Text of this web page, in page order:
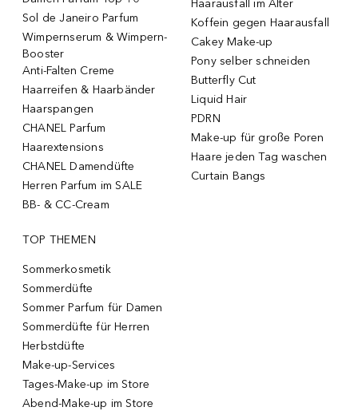
Sol de Janeiro Parfum
Wimpernserum & Wimpern-
Booster
Anti-Falten Creme
Haarreifen & Haarbänder
Haarspangen
CHANEL Parfum
Haarextensions
CHANEL Damendüfte
Herren Parfum im SALE
BB- & CC-Cream
Haarausfall im Alter
Koffein gegen Haarausfall
Cakey Make-up
Pony selber schneiden
Butterfly Cut
Liquid Hair
PDRN
Make-up für große Poren
Haare jeden Tag waschen
Curtain Bangs
TOP THEMEN
Sommerkosmetik
Sommerdüfte
Sommer Parfum für Damen
Sommerdüfte für Herren
Herbstdüfte
Make-up-Services
Tages-Make-up im Store
Abend-Make-up im Store